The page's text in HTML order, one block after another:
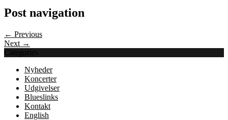
Post navigation
← Previous
Next →
Categories
Nyheder
Koncerter
Udgivelser
Blueslinks
Kontakt
English